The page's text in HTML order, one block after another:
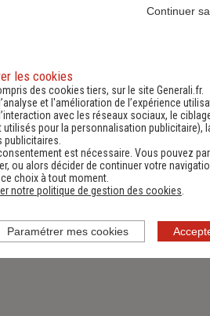
Découvrir
les cookies
des cookies tiers, sur le site Generali.fr.
et l'amélioration de l’expérience
avec les réseaux sociaux, le
utilisés pour la personnalisation publicitaire),
est nécessaire. Vous pouvez
ou alors décider de continuer votre
choix à tout moment.
notre politique de gestion des cookies
Continuer
Paramétrer mes cookies